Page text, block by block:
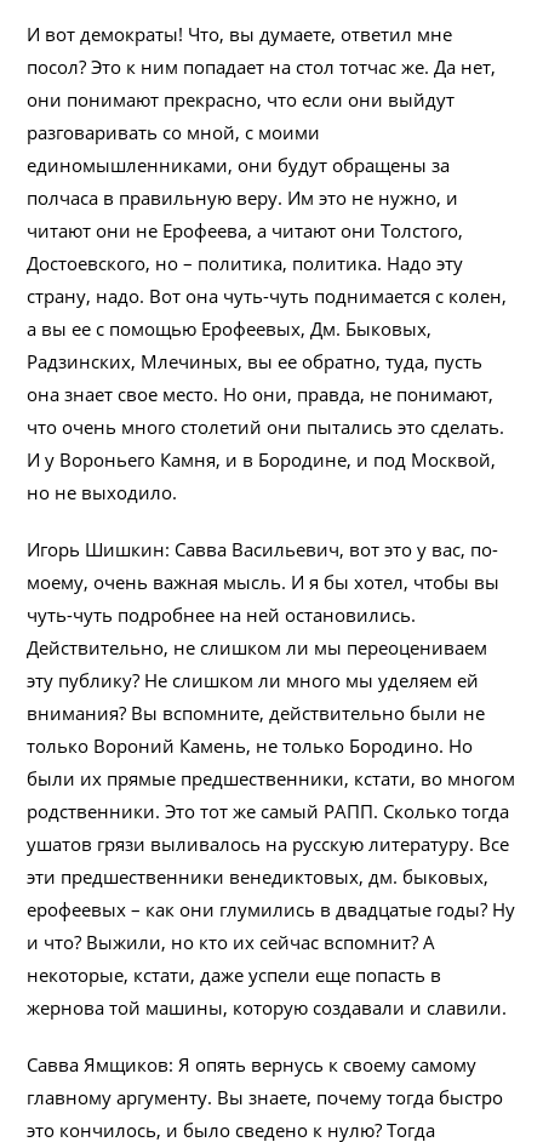
И вот демократы! Что, вы думаете, ответил мне
посол? Это к ним попадает на стол тотчас же. Да нет,
они понимают прекрасно, что если они выйдут
разговаривать со мной, с моими
единомышленниками, они будут обращены за
полчаса в правильную веру. Им это не нужно, и
читают они не Ерофеева, а читают они Толстого,
Достоевского, но – политика, политика. Надо эту
страну, надо. Вот она чуть-чуть поднимается с колен,
а вы ее с помощью Ерофеевых, Дм. Быковых,
Радзинских, Млечиных, вы ее обратно, туда, пусть
она знает свое место. Но они, правда, не понимают,
что очень много столетий они пытались это сделать.
И у Вороньего Камня, и в Бородине, и под Москвой,
но не выходило.
Игорь Шишкин: Савва Васильевич, вот это у вас, по-
моему, очень важная мысль. И я бы хотел, чтобы вы
чуть-чуть подробнее на ней остановились.
Действительно, не слишком ли мы переоцениваем
эту публику? Не слишком ли много мы уделяем ей
внимания? Вы вспомните, действительно были не
только Вороний Камень, не только Бородино. Но
были их прямые предшественники, кстати, во многом
родственники. Это тот же самый РАПП. Сколько тогда
ушатов грязи выливалось на русскую литературу. Все
эти предшественники венедиктовых, дм. быковых,
ерофеевых – как они глумились в двадцатые годы? Ну
и что? Выжили, но кто их сейчас вспомнит? А
некоторые, кстати, даже успели еще попасть в
жернова той машины, которую создавали и славили.
Савва Ямщиков: Я опять вернусь к своему самому
главному аргументу. Вы знаете, почему тогда быстро
это кончилось, и было сведено к нулю? Тогда